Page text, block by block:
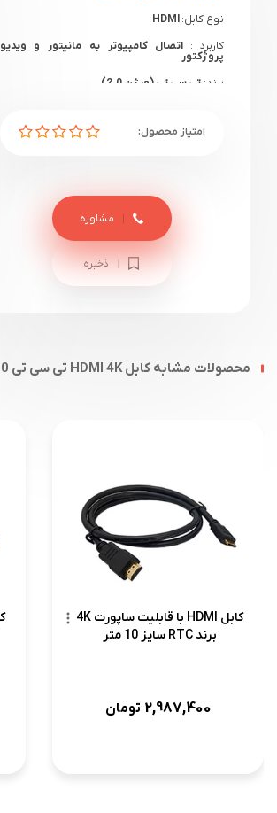
نوع کابل:HDMI
کاربرد : اتصال کامپیوتر به مانیتور و ویدیو
پروژکتور
برند: تی سی تی (ورژن 2.0)
ذخیره
مشاوره
محصولات مشابه کابل HDMI 4K تی سی تی 30 متری
کابل HDMI با قابلیت ساپورت 4K
برند RTC سایز 10 متر
2,987,400 تومان